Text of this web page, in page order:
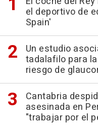
el deportivo de
Spain'
Un estudio
tadalafilo para
riesgo de
Cantabria
asesinada en
"trabajar por el